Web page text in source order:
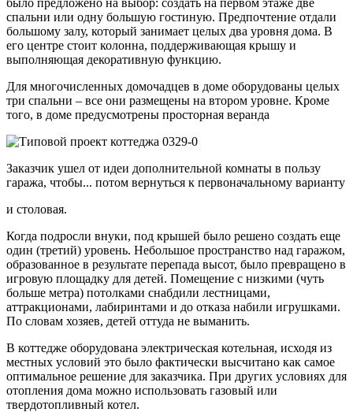
спальни или одну большую гостиную. Предпочтение отдали
большому залу, который занимает целых два уровня дома. В
его центре стоит колонна, поддерживающая крышу и
выполняющая декоративную функцию.
Для многочисленных домочадцев в доме оборудованы целых
три спальни – все они размещены на втором уровне. Кроме
того, в доме предусмотрены просторная веранда
Заказчик ушел от идеи дополнительной комнаты в пользу
гаража, чтобы... потом вернуться к первоначальному варианту
и столовая.
Когда подросли внуки, под крышей было решено создать еще
один (третий) уровень. Небольшое пространство над гаражом,
образованное в результате перепада высот, было превращено в
игровую площадку для детей. Помещение с низкими (чуть
больше метра) потолками снабдили лестницами,
аттракционами, лабиринтами и до отказа набили игрушками.
По словам хозяев, детей оттуда не выманить.
В коттедже оборудована электрическая котельная, исходя из
местных условий это было фактически высчитано как самое
оптимальное решение для заказчика. При других условиях для
отопления дома можно использовать газовый или
твердотопливный котел.